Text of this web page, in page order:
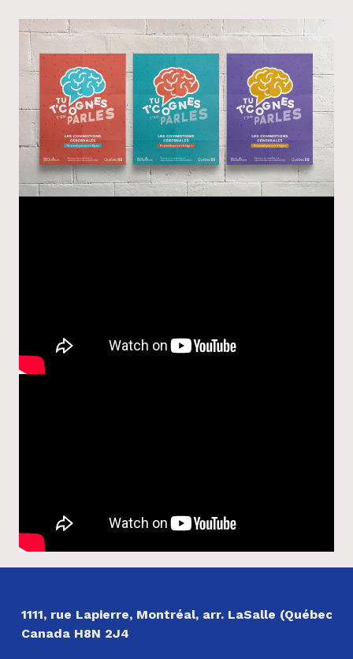
Revenir à la navigation principale
1111, rue Lapierre, Montréal, arr. LaSalle (Québec)
Canada H8N 2J4